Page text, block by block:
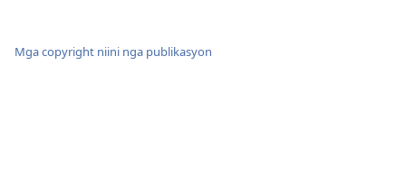
Mga copyright niini nga publikasyon